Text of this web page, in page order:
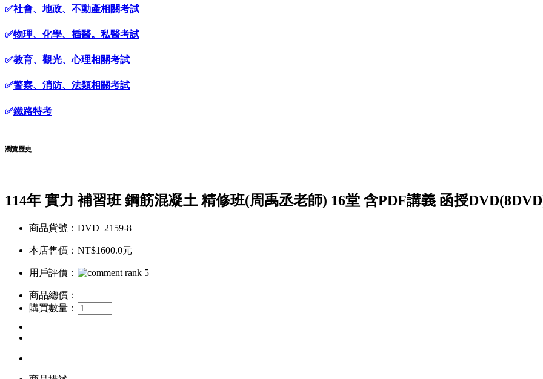
✅社會、地政、不動產相關考試
✅物理、化學、插醫。私醫考試
✅教育、觀光、心理相關考試
✅警察、消防、法類相關考試
✅鐵路特考
瀏覽歷史
114年 實力 補習班 鋼筋混凝土 精修班(周禹丞老師) 16堂 含PDF講義 函授
商品貨號：DVD_2159-8
本店售價： NT$1600.0元
用戶評價：
商品總價：
購買數量：